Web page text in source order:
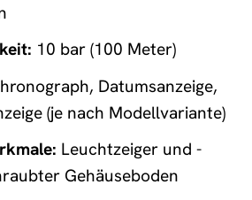
10 bar (100 Meter)
Datumsanzeige,
(je nach Modellvariante)
Leuchtzeiger und -
Gehäuseboden